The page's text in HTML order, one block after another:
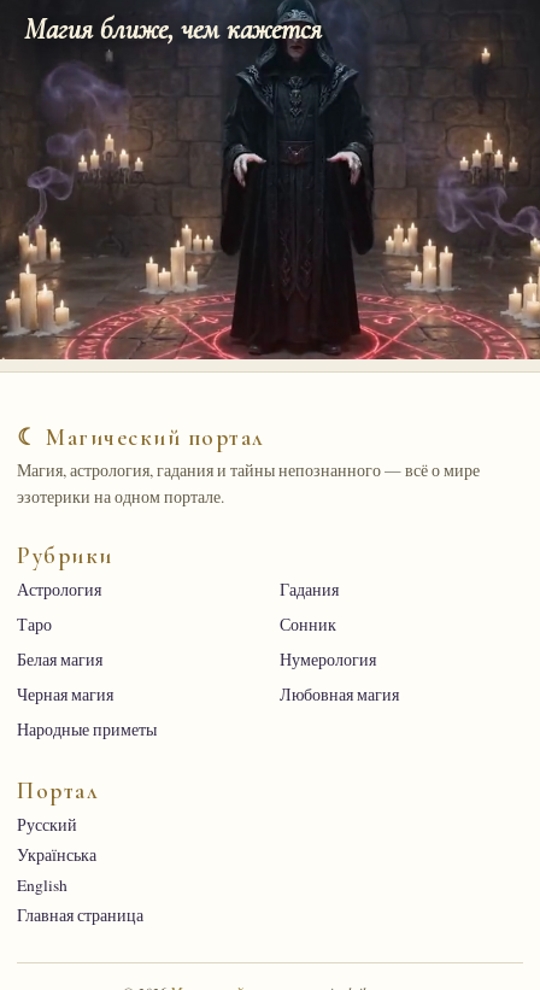
Магия ближе, чем кажется
☾ Магический портал
Магия, астрология, гадания и тайны непознанного — всё о мире
эзотерики на одном портале.
Рубрики
Астрология
Гадания
Таро
Сонник
Белая магия
Нумерология
Черная магия
Любовная магия
Народные приметы
Портал
Русский
Українська
English
Главная страница